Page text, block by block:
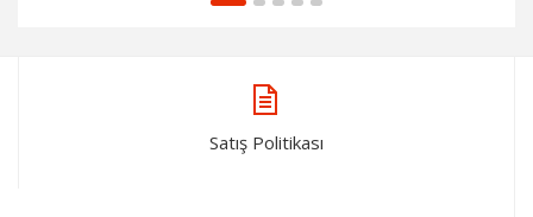
Satış Politikası